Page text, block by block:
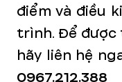
điểm và điều
trình. Để được
hãy liên hệ